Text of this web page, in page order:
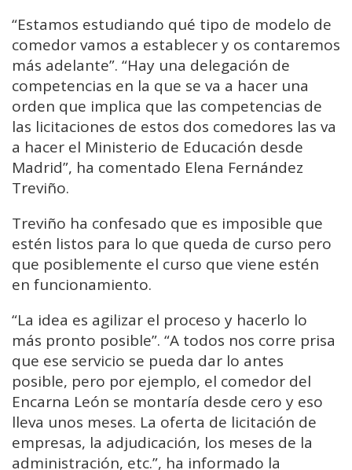
“Estamos estudiando qué tipo de modelo de
comedor vamos a establecer y os contaremos
más adelante”. “Hay una delegación de
competencias en la que se va a hacer una
orden que implica que las competencias de
las licitaciones de estos dos comedores las va
a hacer el Ministerio de Educación desde
Madrid”, ha comentado Elena Fernández
Treviño.
Treviño ha confesado que es imposible que
estén listos para lo que queda de curso pero
que posiblemente el curso que viene estén
en funcionamiento.
“La idea es agilizar el proceso y hacerlo lo
más pronto posible”. “A todos nos corre prisa
que ese servicio se pueda dar lo antes
posible, pero por ejemplo, el comedor del
Encarna León se montaría desde cero y eso
lleva unos meses. La oferta de licitación de
empresas, la adjudicación, los meses de la
administración, etc.”, ha informado la